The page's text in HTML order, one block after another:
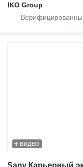
IKO Group
ВИДЕО
Sany Карьерный